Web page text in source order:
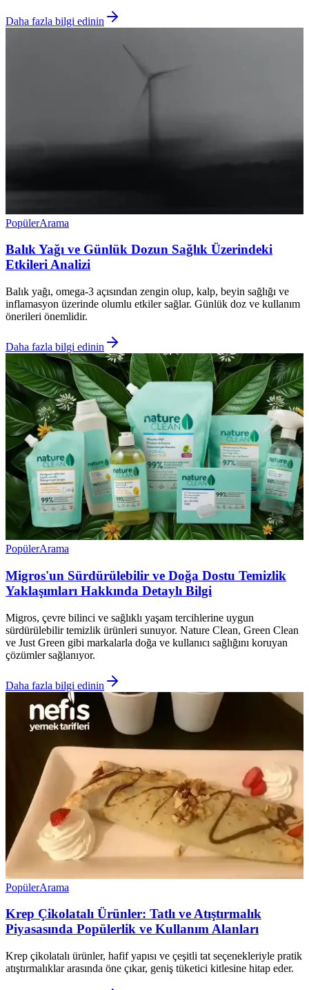
Daha fazla bilgi edinin
PopülerArama
Balık Yağı ve Günlük Dozun Sağlık Üzerindeki
Etkileri Analizi
Balık yağı, omega-3 açısından zengin olup, kalp, beyin sağlığı ve
inflamasyon üzerinde olumlu etkiler sağlar. Günlük doz ve kullanım
önerileri önemlidir.
Daha fazla bilgi edinin
PopülerArama
Migros'un Sürdürülebilir ve Doğa Dostu Temizlik
Yaklaşımları Hakkında Detaylı Bilgi
Migros, çevre bilinci ve sağlıklı yaşam tercihlerine uygun
sürdürülebilir temizlik ürünleri sunuyor. Nature Clean, Green Clean
ve Just Green gibi markalarla doğa ve kullanıcı sağlığını koruyan
çözümler sağlanıyor.
Daha fazla bilgi edinin
PopülerArama
Krep Çikolatalı Ürünler: Tatlı ve Atıştırmalık
Piyasasında Popülerlik ve Kullanım Alanları
Krep çikolatalı ürünler, hafif yapısı ve çeşitli tat seçenekleriyle pratik
atıştırmalıklar arasında öne çıkar, geniş tüketici kitlesine hitap eder.